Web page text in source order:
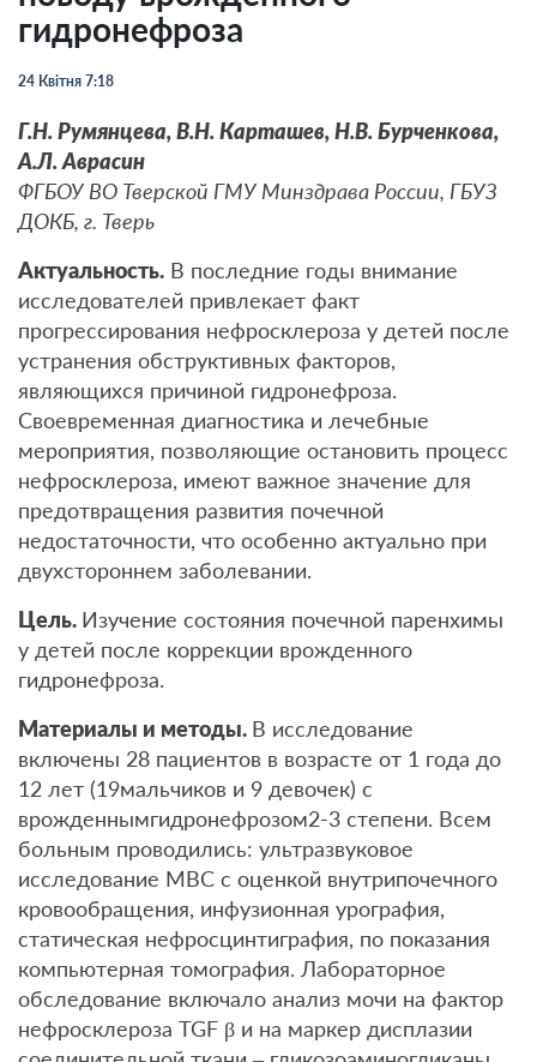
гидронефроза
24 Квітня 7:18
Г.Н. Румянцева, В.Н. Карташев, Н.В. Бурченкова,
А.Л. Аврасин
ФГБОУ ВО Тверской ГМУ Минздрава России, ГБУЗ
ДОКБ, г. Тверь
Актуальность. В последние годы внимание
исследователей привлекает факт
прогрессирования нефросклероза у детей после
устранения обструктивных факторов,
являющихся причиной гидронефроза.
Своевременная диагностика и лечебные
мероприятия, позволяющие остановить процесс
нефросклероза, имеют важное значение для
предотвращения развития почечной
недостаточности, что особенно актуально при
двухстороннем заболевании.
Цель. Изучение состояния почечной паренхимы
у детей после коррекции врожденного
гидронефроза.
Материалы и методы. В исследование
включены 28 пациентов в возрасте от 1 года до
12 лет (19мальчиков и 9 девочек) с
врожденнымгидронефрозом2-3 степени. Всем
больным проводились: ультразвуковое
исследование МВС с оценкой внутрипочечного
кровообращения, инфузионная урография,
статическая нефросцинтиграфия, по показания
компьютерная томография. Лабораторное
обследование включало анализ мочи на фактор
нефросклероза TGF β и на маркер дисплазии